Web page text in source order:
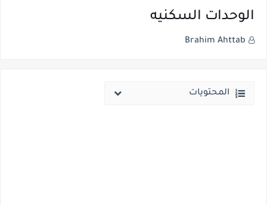
الوحدات السكنيه
Brahim Ahttab
المحتويات